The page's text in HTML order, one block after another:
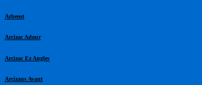
Arbeost
Arcizac Adour
Arcizac Ez Angles
Arcizans Avant